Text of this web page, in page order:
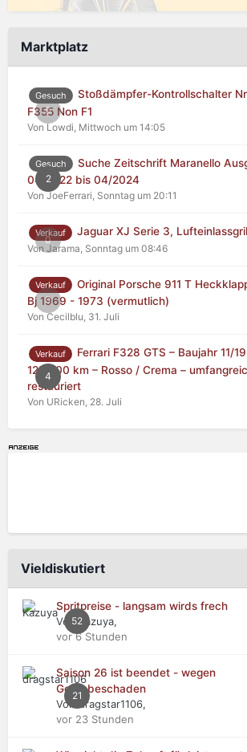
Marktplatz
0
Gesuch
Stoßdämpfer-Kontrollschalter
F355 Non F1
Von Lowdi, Mittwoch um 14:05
2
Gesuch
Suche Zeitschrift Maranello
04/2022 bis 04/2024
Von JoeFerrari, Sonntag um 20:11
0
Verkauf Jaguar XJ Serie 3,
Von Jarama, Sonntag um 08:46
0
Verkauf
Original Porsche 911 T
Bj 1969 - 1973 (vermutlich)
Von Cecilblu, 31. Juli
4
Verkauf
Ferrari F328 GTS – Baujahr 11/
125.000 km – Rosso / Crema –
restauriert
Von URicken, 28. Juli
Vieldiskutiert
52
Spritpreise - langsam wirds frech
Von Kazuya,
vor 6 Stunden
21
Saison 26 ist beendet - wegen
Getriebeschaden
Von dragstar1106,
vor 23 Stunden